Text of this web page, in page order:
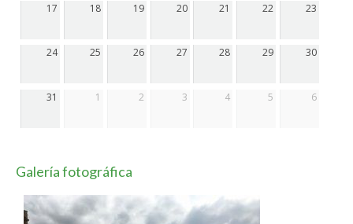
17 18 19 20 21 22 23
24 25 26 27 28 29 30
31 1 2 3 4 5 6
Galería fotográfica